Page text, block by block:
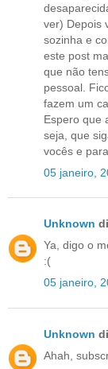
ver) Depois
sozinha e
este post
que não
pessoal.
fazem um
Espero que
seja, que
vocês e
05 janeiro,
Unknown
Ya, digo o
:(
05 janeiro,
Unknown
Ahah,